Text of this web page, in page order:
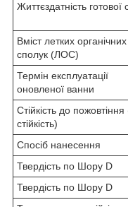
Життєздатність готової
Вміст летких органічних
сполук (ЛОС)
Термін експлуатації
оновленої ванни
Стійкість до
стійкість)
Спосіб нанесення
Твердість по Шору D
Твердість по Шору D